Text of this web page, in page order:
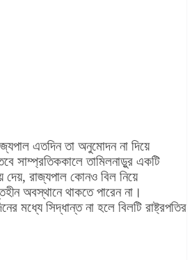
এতদিন তা অনুমোদন না দিয়ে
সাম্প্রতিককালে তামিলনাড়ুর একটি
দেয়, রাজ্যপাল কোনও বিল নিয়ে
অবস্থানে থাকতে পারেন না।
মধ্যে সিদ্ধান্ত না হলে বিলটি রাষ্ট্রপতির